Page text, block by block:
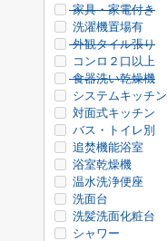
家具・家電付き
洗濯機置場有
外観タイル張り
コンロ２口以上
食器洗い乾燥機
システムキッチン
対面式キッチン
バス・トイレ別
追焚機能浴室
浴室乾燥機
温水洗浄便座
洗面台
洗髪洗面化粧台
シャワー